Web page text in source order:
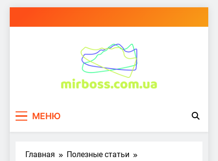
МЕНЮ
Главная
Полезные статьи